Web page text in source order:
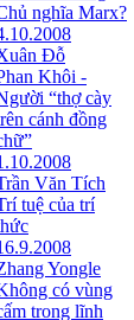
nghĩa Marx?
Đỗ
Khôi -
“thợ cày
cánh đồng
Văn Tích
tuệ của trí
Yongle
có vùng
trong lĩnh